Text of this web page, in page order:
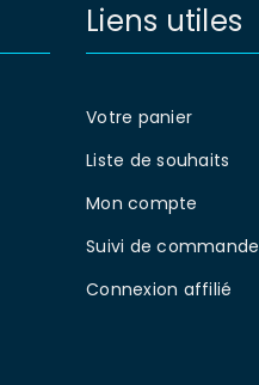
Liens utiles
Votre panier
Liste de souhaits
Mon compte
Suivi de commande
Connexion affilié